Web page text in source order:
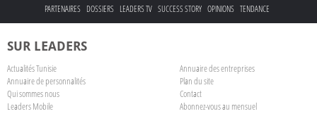
PARTENAIRES DOSSIERS LEADERS TV SUCCESS STORY OPINIONS TENDANCE
SUR LEADERS
Actualités Tunisie
Annuaire des entreprises
Annuaire de personnalités
Plan du site
Qui sommes nous
Contact
Leaders Mobile
Abonnez-vous au mensuel